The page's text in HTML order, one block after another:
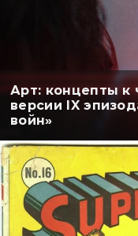
Арт: концепты к
версии IX
войн»